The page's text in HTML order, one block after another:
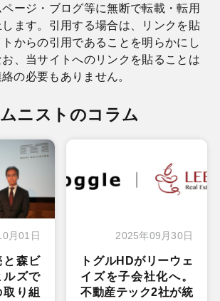
ージ・ブログ等に無断で転載・転用
ます。引用する場合は、リンクを貼
からの引用であることを明らかにし
、当サイトへのリンクを貼ることは
の必要もありません。
ニストのコラム
月01日
と森ビ
ルズで
り組
2025年09月30日
トグルHDがリーウェ
イズを子会社化へ。
不動産テック2社が統